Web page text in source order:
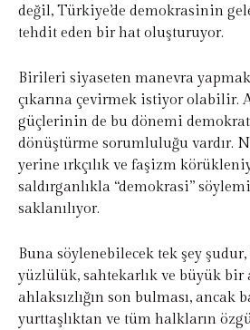
değil, Türkiye’de demokrasinin
tehdit eden bir hat oluşturuyor.
Birileri siyaseten manevra
çıkarına çevirmek istiyor olabilir.
güçlerinin de bu dönemi
dönüştürme sorumluluğu vardır.
yerine ırkçılık ve faşizm
saldırganlıkla “demokrasi”
saklanılıyor.
Buna söylenebilecek tek şey
yüzlülük, sahtekarlık ve büyük bir
ahlaksızlığın son bulması, ancak
yurttaşlıktan ve tüm halkların